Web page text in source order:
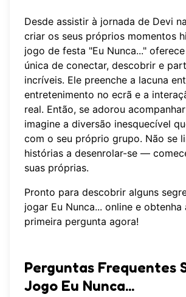
Desde assistir à jornada de Devi
criar os seus próprios momentos
jogo de festa "Eu Nunca..."
única de conectar, descobrir e
incríveis. Ele preenche a lacuna
entretenimento no ecrã e a
real. Então, se adorou
imagine a diversão inesquecível
com o seu próprio grupo. Não se
histórias a desenrolar-se —
suas próprias.
Pronto para descobrir alguns
jogar Eu Nunca... online e obtenha
primeira pergunta agora!
Perguntas Frequentes
Jogo Eu Nunca...